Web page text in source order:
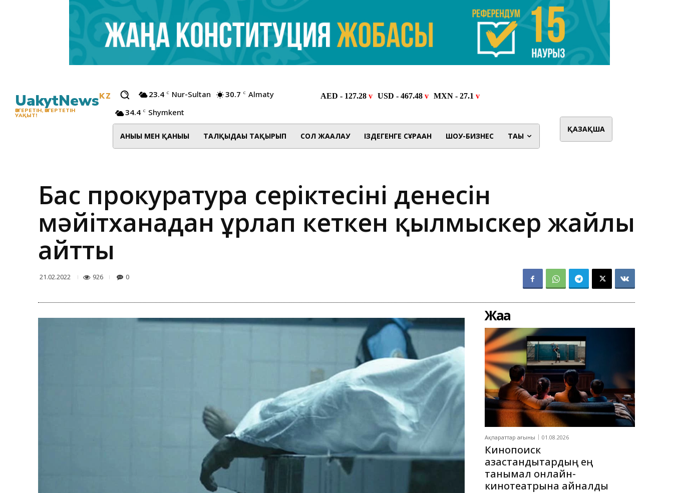
UakytNewsKZ
ӨЗГЕРЕТІН, ӨЗГЕРТЕТІН
УАҚЫТ!
23.4 C Nur-Sultan 30.7 C Almaty
34.4 C Shymkent
АНЫҒЫ МЕН ҚАНЫҒЫ ТАЛҚЫДАҒЫ ТАҚЫРЫП СОЛ ЖАҒАЛАУ ІЗДЕГЕНГЕ СҰРАҒАН ШОУ-БИЗНЕС ТАҒЫ
ҚАЗАҚША
Бас прокуратура серіктесінің денесін
мәйітханадан ұрлап кеткен қылмыскер жайлы
айтты
21.02.2022 926 0
Жаңа
Ақпараттар ағыны 01.08.2026
Кинопоиск
қазақстандықтардың ең
танымал онлайн-
кинотеатрына айналды